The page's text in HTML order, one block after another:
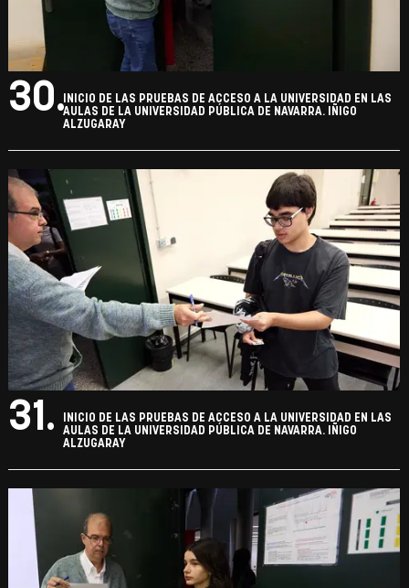
30. INICIO DE LAS PRUEBAS DE ACCESO A LA UNIVERSIDAD EN LAS
AULAS DE LA UNIVERSIDAD PÚBLICA DE NAVARRA. IÑIGO
ALZUGARAY
31.
INICIO DE LAS PRUEBAS DE ACCESO A LA UNIVERSIDAD EN LAS
AULAS DE LA UNIVERSIDAD PÚBLICA DE NAVARRA. IÑIGO
ALZUGARAY